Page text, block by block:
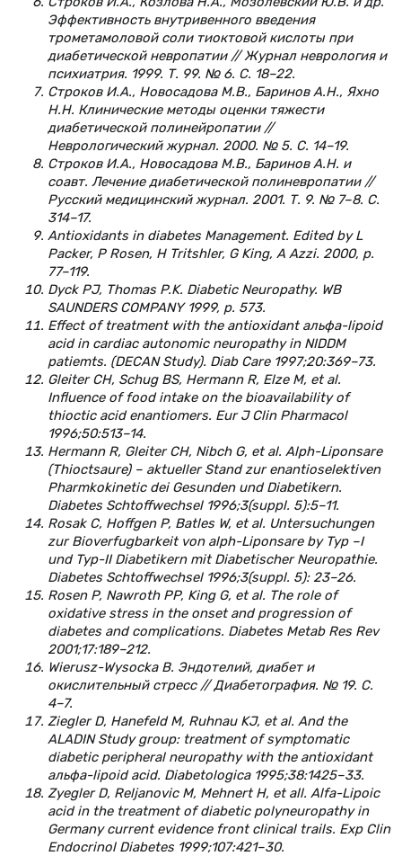
Эффективность внутривенного введения
трометамоловой соли тиоктовой кислоты при
диабетической невропатии // Журнал неврология и
психиатрия. 1999. Т. 99. № 6. С. 18–22.
Строков И.А., Новосадова М.В., Баринов А.Н., Яхно
Н.Н. Клинические методы оценки тяжести
диабетической полинейропатии //
Неврологический журнал. 2000. № 5. С. 14–19.
Строков И.А., Новосадова М.В., Баринов А.Н. и
соавт. Лечение диабетической полиневропатии //
Русский медицинский журнал. 2001. Т. 9. № 7–8. С.
314–17.
Antioxidants in diabetes Management. Edited by L
Packer, P Rosen, H Tritshler, G King, A Azzi. 2000, р.
77–119.
Dyck PJ, Thomas P.K. Diabetic Neuropathy. WB
SAUNDERS COMPANY 1999, р. 573.
Effect of treatment with the antioxidant альфа-lipoid
acid in cardiac autonomic neuropathy in NIDDM
patiemts. (DECAN Study). Diab Care 1997;20:369–73.
Gleiter CH, Schug BS, Hermann R, Elze M, et al.
Influence of food intake on the bioavailability of
thioctic acid enantiomers. Eur J Clin Pharmacol
1996;50:513–14.
Hermann R, Gleiter CH, Nibch G, et al. Alph-Liponsare
(Thioctsaure) – aktueller Stand zur enantioselektiven
Pharmkokinetic dei Gesunden und Diabetikern.
Diabetes Schtoffwechsel 1996;3(suppl. 5):5–11.
Rosak C, Hoffgen P, Batles W, et al. Untersuchungen
zur Bioverfugbarkeit von alph-Liponsare by Typ –I
und Typ-II Diabetikern mit Diabetischer Neuropathie.
Diabetes Schtoffwechsel 1996;3(suppl. 5): 23–26.
Rosen P, Nawroth PP, King G, et al. The role of
oxidative stress in the onset and progression of
diabetes and complications. Diabetes Metab Res Rev
2001;17:189–212.
Wierusz-Wysocka В. Эндотелий, диабет и
окислительный стресс // Диабетография. № 19. С.
4–7.
Ziegler D, Hanefeld M, Ruhnau KJ, et al. And the
ALADIN Study group: treatment of symptomatic
diabetic peripheral neuropathy with the antioxidant
альфа-lipoid acid. Diabetologica 1995;38:1425–33.
Zyegler D, Reljanovic M, Mehnert H, et all. Alfa-Lipoic
acid in the treatment of diabetic polyneuropathy in
Germany current evidence front clinical trails. Exp Clin
Endocrinol Diabetes 1999;107:421–30.